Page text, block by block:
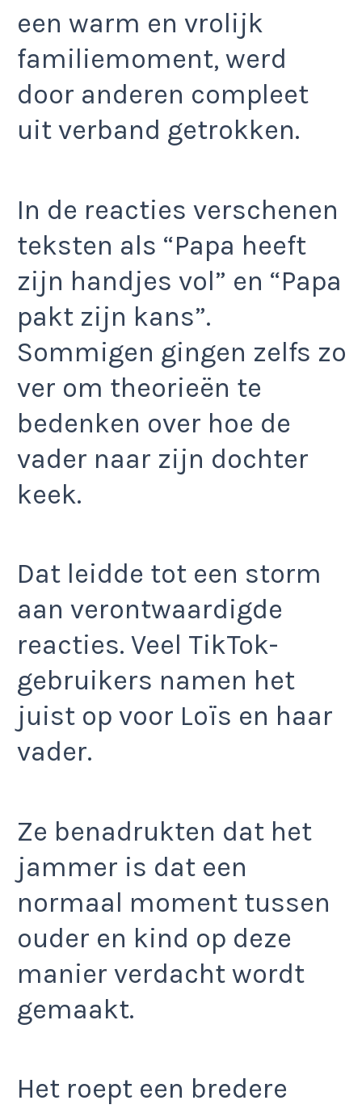
een warm en vrolijk
familiemoment, werd
door anderen compleet
uit verband getrokken.
In de reacties verschenen
teksten als “Papa heeft
zijn handjes vol” en “Papa
pakt zijn kans”.
Sommigen gingen zelfs zo
ver om theorieën te
bedenken over hoe de
vader naar zijn dochter
keek.
Dat leidde tot een storm
aan verontwaardigde
reacties. Veel TikTok-
gebruikers namen het
juist op voor Loïs en haar
vader.
Ze benadrukten dat het
jammer is dat een
normaal moment tussen
ouder en kind op deze
manier verdacht wordt
gemaakt.
Het roept een bredere